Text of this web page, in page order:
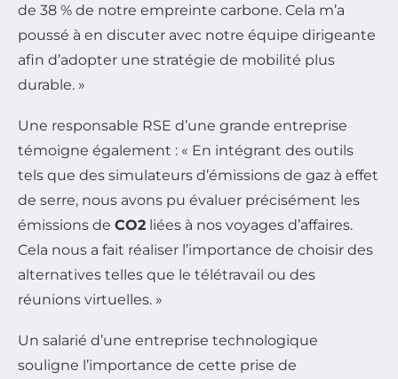
de 38 % de notre empreinte carbone. Cela m’a
poussé à en discuter avec notre équipe dirigeante
afin d’adopter une stratégie de mobilité plus
durable. »
Une responsable RSE d’une grande entreprise
témoigne également : « En intégrant des outils
tels que des simulateurs d’émissions de gaz à effet
de serre, nous avons pu évaluer précisément les
émissions de CO2 liées à nos voyages d’affaires.
Cela nous a fait réaliser l’importance de choisir des
alternatives telles que le télétravail ou des
réunions virtuelles. »
Un salarié d’une entreprise technologique
souligne l’importance de cette prise de